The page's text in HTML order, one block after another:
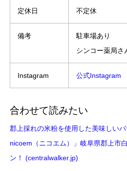
定休日 不定休
備考
駐車場あり
シンコー薬局さ
Instagram 公式Instagram
合わせて読みたい
郡上採れの米粉を使用した美味しい
nicoem（ニコエム）」岐阜県郡上市
ン！ (centralwalker.jp)